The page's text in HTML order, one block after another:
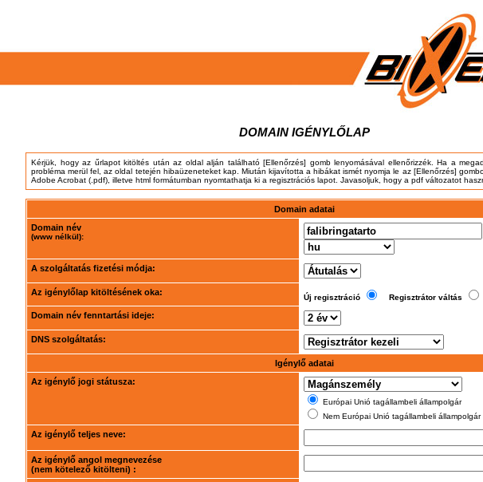
DOMAIN IGÉNYLŐLAP
Kérjük, hogy az űrlapot kitöltés után az oldal alján található [Ellenőrzés] gomb lenyomásával ellenőrizzék. Ha a
probléma merül fel, az oldal tetején hibaüzeneteket kap. Miután kijavította a hibákat ismét nyomja le az [Ellenőrzés]
Adobe Acrobat (.pdf), illetve html formátumban nyomtathatja ki a regisztrációs lapot. Javasoljuk, hogy a pdf változatot
Domain adatai
Domain név
(www nélkül):
A szolgáltatás fizetési módja:
Az igénylőlap kitöltésének oka:
Új regisztráció Regisztrátor váltás
Domain név fenntartási ideje:
DNS szolgáltatás:
Igénylő adatai
Az igénylő jogi státusza:
Európai Unió tagállambeli állampolgár
Nem Európai Unió tagállambeli állampolgár
Az igénylő teljes neve:
Az igénylő angol megnevezése
(nem kötelező kitölteni) :